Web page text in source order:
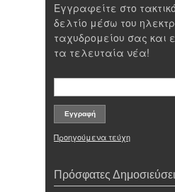
Εγγραφείτε στο
δελτίο μέσω του
ταχυδρομείου σας και
τα τελευταία νέα!
Προηγούμενα τεύχη
Πρόσφατες